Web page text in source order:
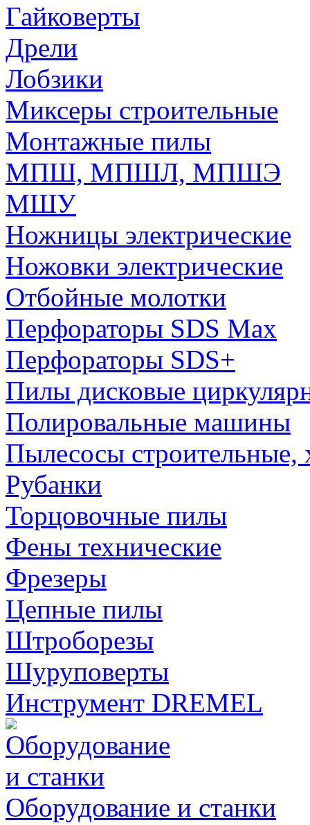
Гайковерты
Дрели
Лобзики
Миксеры строительные
Монтажные пилы
МПШ, МПШЛ, МПШЭ
МШУ
Ножницы электрические
Ножовки электрические
Отбойные молотки
Перфораторы SDS Max
Перфораторы SDS+
Пилы дисковые
Полировальные машины
Пылесосы строительные,
Рубанки
Торцовочные пилы
Фены технические
Фрезеры
Цепные пилы
Штроборезы
Шуруповерты
Инструмент DREMEL
Оборудование и станки